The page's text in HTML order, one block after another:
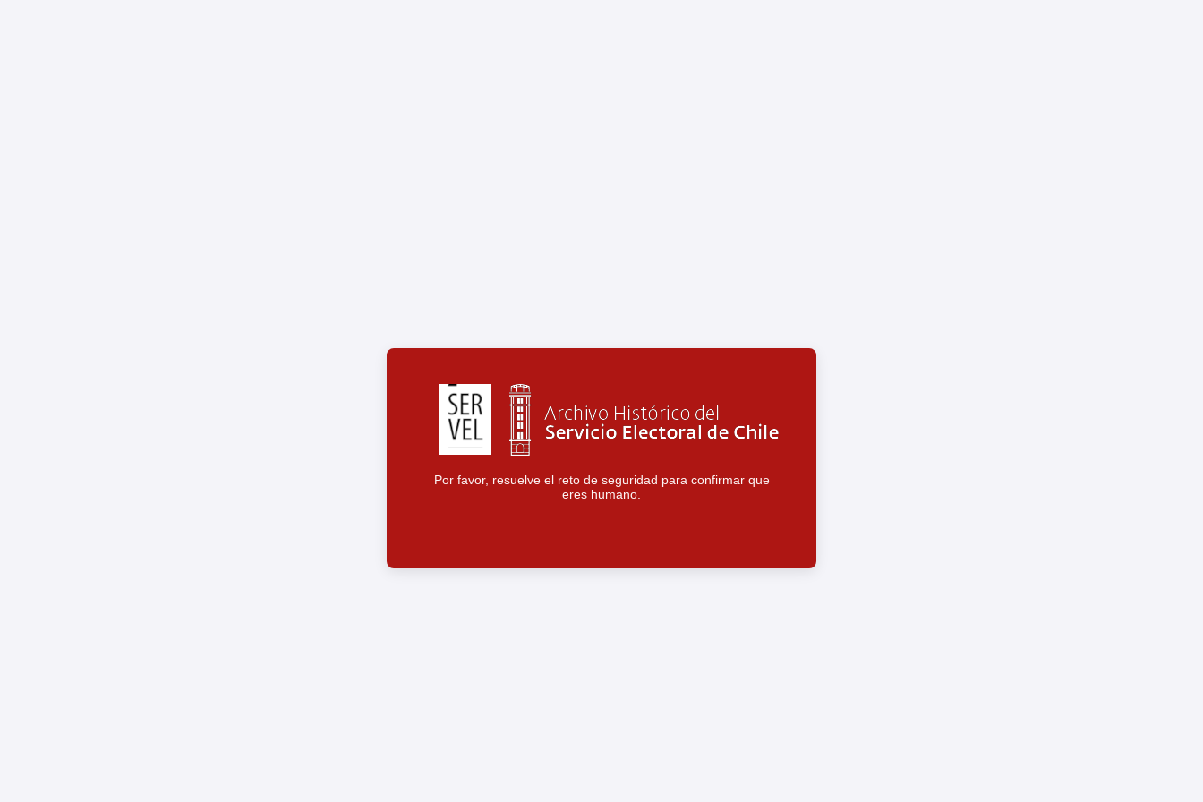
Por favor, resuelve el reto de seguridad para confirmar que
eres humano.